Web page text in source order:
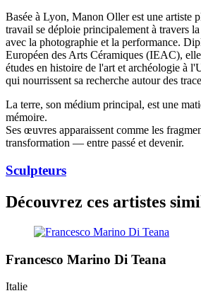
Basée à Lyon, Manon Oller est une artiste
travail se déploie principalement à travers
avec la photographie et la performance.
Européen des Arts Céramiques (IEAC),
études en histoire de l'art et archéologie à
qui nourrissent sa recherche autour des
La terre, son médium principal, est une
mémoire.
Ses œuvres apparaissent comme les
transformation — entre passé et devenir.
Sculpteurs
Découvrez ces artistes
Francesco Marino Di Teana
Italie